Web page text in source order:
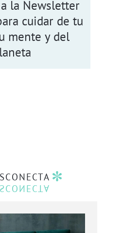
la Newsletter
cuidar de tu
mente y del